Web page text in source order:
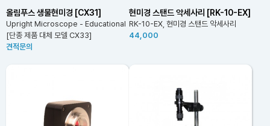
올림푸스 생물현미경 [CX31]
Upright Microscope - Educational
[단종 제품 대체 모델 CX33]
견적문의
현미경 스탠드 악세사리 [RK-10-EX]
RK-10-EX, 현미경 스탠드 악세사리
44,000